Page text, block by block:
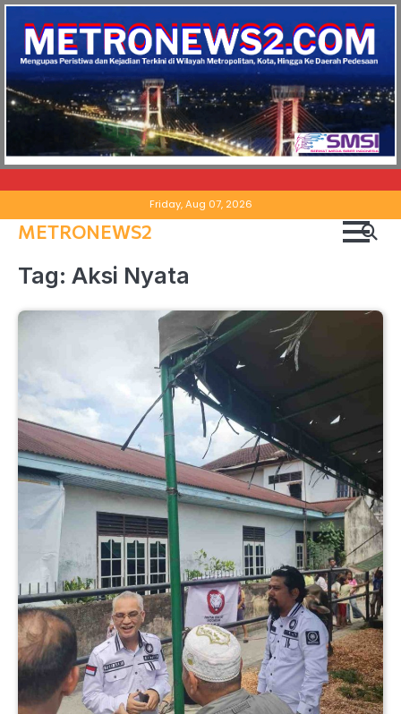
to
content
Friday, Aug 07, 2026
METRONEWS2
Tag: Aksi Nyata